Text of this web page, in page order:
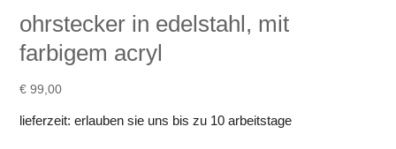
ohrstecker in edelstahl, mit
farbigem acryl
€ 99,00
lieferzeit:erlauben sie uns bis zu 10 arbeitstage